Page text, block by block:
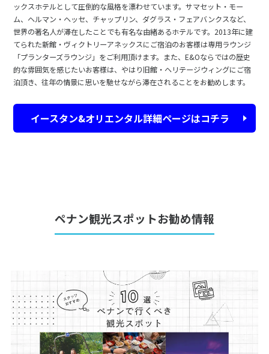
ックスホテルとして圧倒的な風格を漂わせています。サマセット・モー
ム、ヘルマン・ヘッセ、チャップリン、ダグラス・フェアバンクスなど、
世界の著名人が滞在したことでも有名な由緒あるホテルです。2013年に建
てられた新館・ヴィクトリーアネックスにご宿泊のお客様は専用ラウンジ
「プランターズラウンジ」をご利用頂けます。また、E&Oならではの歴史
的な雰囲気を感じたいお客様は、やはり旧館・ヘリテージウィングにご宿
泊頂き、往年の情景に思いを馳せながら滞在されることをお勧めします。
イースタン&オリエンタル詳細ページはコチラ
ペナン観光スポットお勧め情報